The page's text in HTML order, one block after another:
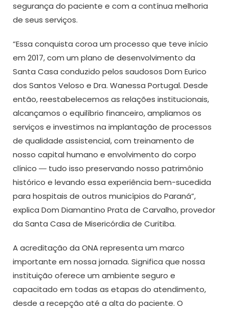
segurança do paciente e com a contínua melhoria
de seus serviços.
“Essa conquista coroa um processo que teve início
em 2017, com um plano de desenvolvimento da
Santa Casa conduzido pelos saudosos Dom Eurico
dos Santos Veloso e Dra. Wanessa Portugal. Desde
então, reestabelecemos as relações institucionais,
alcançamos o equilíbrio financeiro, ampliamos os
serviços e investimos na implantação de processos
de qualidade assistencial, com treinamento de
nosso capital humano e envolvimento do corpo
clínico ― tudo isso preservando nosso patrimônio
histórico e levando essa experiência bem-sucedida
para hospitais de outros municípios do Paraná”,
explica Dom Diamantino Prata de Carvalho, provedor
da Santa Casa de Misericórdia de Curitiba.
A acreditação da ONA representa um marco
importante em nossa jornada. Significa que nossa
instituição oferece um ambiente seguro e
capacitado em todas as etapas do atendimento,
desde a recepção até a alta do paciente. O